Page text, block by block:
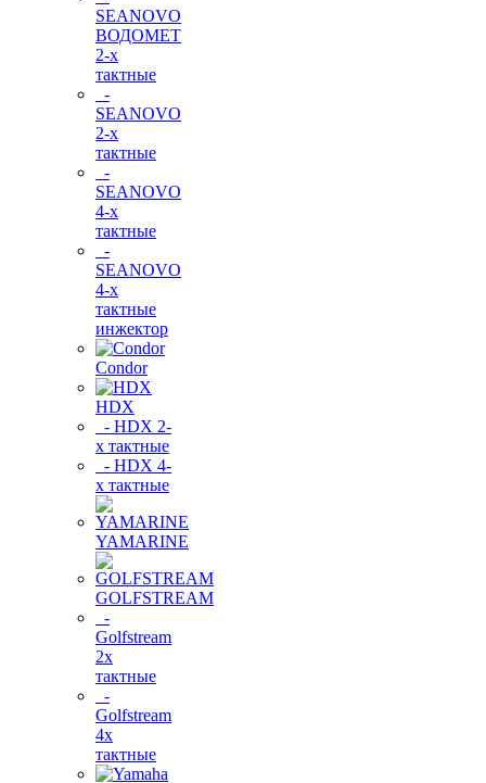
SEANOVO
ВОДОМЕТ
2-х
тактные
-
SEANOVO
2-х
тактные
-
SEANOVO
4-х
тактные
-
SEANOVO
4-х
тактные
инжектор
Condor
HDX
- HDX 2-
х тактные
- HDX 4-
х тактные
YAMARINE
GOLFSTREAM
-
Golfstream
2х
тактные
-
Golfstream
4х
тактные